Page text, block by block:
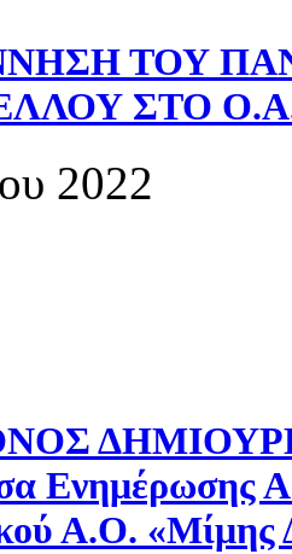
ΤΟΥ
ΣΤΟ
2022
Ενημέρωσης
Α.Ο. «Μίμης